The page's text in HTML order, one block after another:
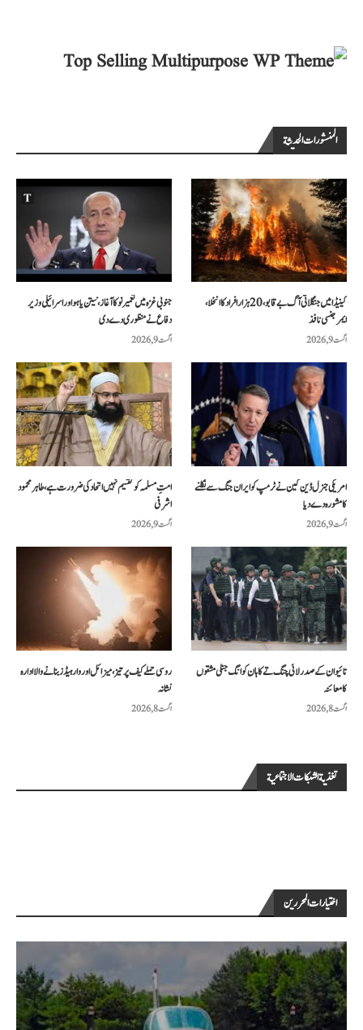
المنشورات الحديثة
جنوبی غزہ میں تعمیر نو کا آغاز، نیتن یاہو اور اسرائیلی وزیر
دفاع نے منظوری دے دی
اگست 9, 2026
کینیڈا میں جنگلاتی آگ بے قابو، 20 ہزار افراد کا انخلا،
ایمرجنسی نافذ
اگست 9, 2026
امتِ مسلمہ کو تقسیم نہیں اتحاد کی ضرورت ہے، طاہر محمود
اشرفی
اگست 9, 2026
امریکی جنرل ڈین کین نے ٹرمپ کو ایران جنگ سے نکلنے
کا مشورہ دے دیا
اگست 9, 2026
روسی حملے کیف پر تیز، میزائل اور وار ہیڈز بنانے والا ادارہ
نشانہ
اگست 8, 2026
تائیوان کے صدر لائی چنگ تے کا ہان کوانگ جنگی مشقوں
کا معائنہ
اگست 8, 2026
تغذية الشبكات الاجتماعية
اختيارات المحررين